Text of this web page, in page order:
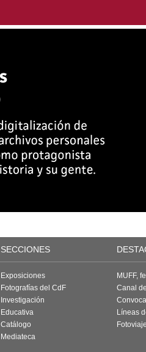
SECCIONES
Exposiciones
Fotografías del CdF
Investigación
Educativa
Catálogo
Mediateca
MUFF,
Canal
Líneas